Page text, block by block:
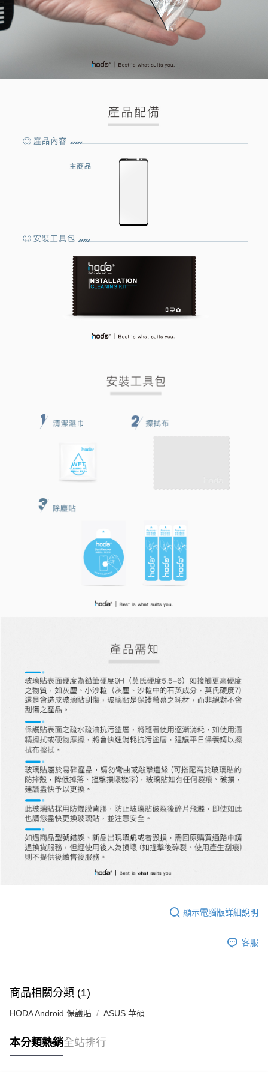
顯示電腦版詳細說明
客服
商品相關分類 (1)
HODA Android 保護貼 ASUS 華碩
本分類熱銷全站排行